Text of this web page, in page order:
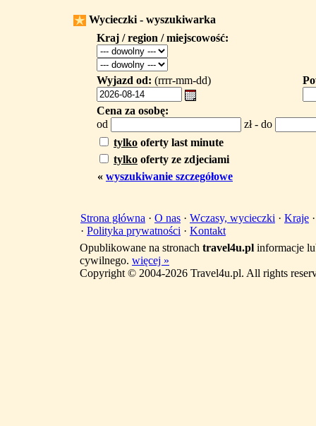
Wycieczki - wyszukiwarka
Kraj / region / miejscowość:
Wyjazd od: (rrrr-mm-dd)
Cena za osobę:
od
zł - do
tylko oferty last minute
tylko oferty ze zdjeciami
« wyszukiwanie szczegółowe
Strona główna · O nas · Wczasy, wycieczki · Kraje
· Polityka prywatności · Kontakt
Opublikowane na stronach travel4u.pl informacje
cywilnego. więcej »
Copyright © 2004-2026 Travel4u.pl. All rights